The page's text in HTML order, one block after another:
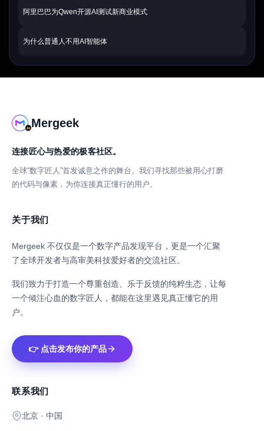
阿里巴巴为Qwen开源AI测试新商业模式
为什么普通人不用AI智能体
Mergeek
连接匠心与热爱的极客社区。
全球“数字匠人”首发诚意之作的舞台。我们寻找那些被用心打磨
的代码与像素，为你连接真正懂行的用户。
关于我们
Mergeek 不仅仅是一个数字产品发现平台，更是一个汇聚
了全球开发者与高审美科技爱好者的交流社区。
我们致力于打造一个尊重创造、乐于反馈的纯粹生态，让每
一个倾注心血的数字匠人，都能在这里遇见真正懂它的用
户。
👉 点击发布你的产品
联系我们
北京 · 中国